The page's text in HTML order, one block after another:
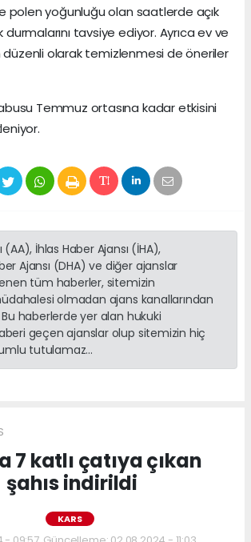
polen yoğunluğu olan saatlerde açık
tavsiye ediyor. Ayrıca ev ve
olarak temizlenmesi de öneriler
Temmuz ortasına kadar etkisini
(AA), İhlas Haber Ajansı (İHA),
Ajansı (DHA) ve diğer ajanslar
tüm haberler, sitemizin
olmadan ajans kanallarından
haberlerde yer alan hukuki
geçen ajanslar olup sitemizin hiç
tutulamaz...
7 katlı çatıya çıkan
şahıs indirildi
KARS